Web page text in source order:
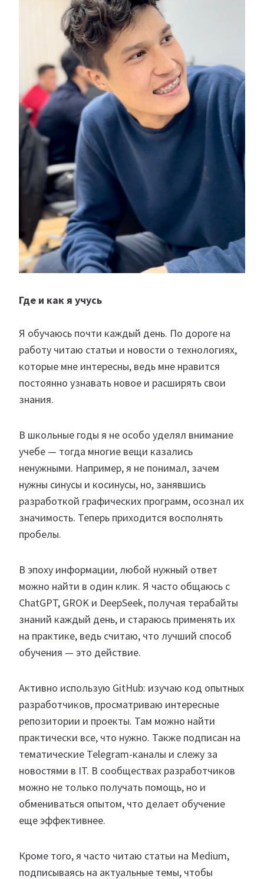
Где и как я учусь
Я обучаюсь почти каждый день. По дороге на
работу читаю статьи и новости о технологиях,
которые мне интересны, ведь мне нравится
постоянно узнавать новое и расширять свои
знания.
В школьные годы я не особо уделял внимание
учебе — тогда многие вещи казались
ненужными. Например, я не понимал, зачем
нужны синусы и косинусы, но, занявшись
разработкой графических программ, осознал их
значимость. Теперь приходится восполнять
пробелы.
В эпоху информации, любой нужный ответ
можно найти в один клик. Я часто общаюсь с
ChatGPT, GROK и DeepSeek, получая терабайты
знаний каждый день, и стараюсь применять их
на практике, ведь считаю, что лучший способ
обучения — это действие.
Активно использую GitHub: изучаю код опытных
разработчиков, просматриваю интересные
репозитории и проекты. Там можно найти
практически все, что нужно. Также подписан на
тематические Telegram-каналы и слежу за
новостями в IT. В сообществах разработчиков
можно не только получать помощь, но и
обмениваться опытом, что делает обучение
еще эффективнее.
Кроме того, я часто читаю статьи на Medium,
подписываясь на актуальные темы, чтобы